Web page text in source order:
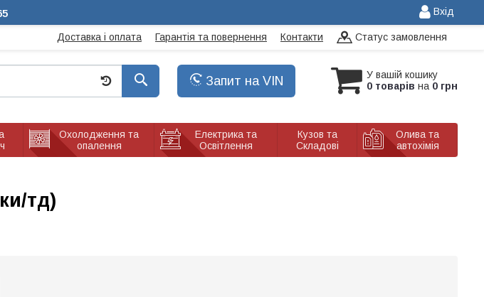
Вхід
Доставка і оплата Гарантія та повернення Контакти Статус замовлення
У вашій кошику
0 товарів на 0 грн
Запит на VIN
Охолодження та
опалення
Електрика та
Освітлення
Кузов та
Складові
Олива та
автохімія
тд)